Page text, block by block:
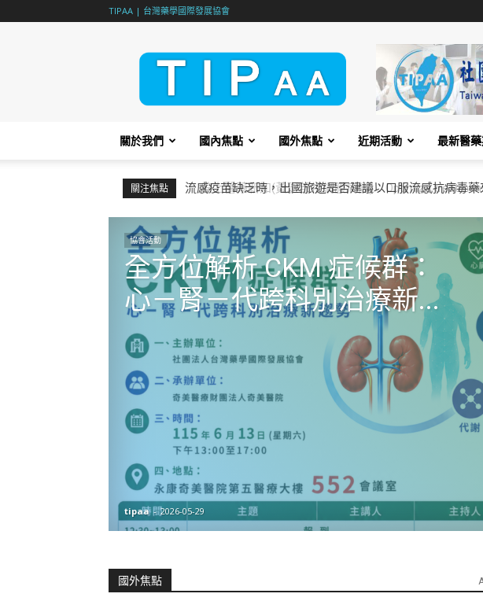
TIPAA | 台灣藥學國際發展協會
TIPAA
關於我們 國內焦點 國外焦點 近期活動 最新醫
關注焦點
線上醫藥新知(黃斑部視網膜病變)：Optimize treatment
協會活動
全方位解析 CKM 症候群：
心－腎－代跨科別治療新...
tipaa - 2026-05-29
國外焦點